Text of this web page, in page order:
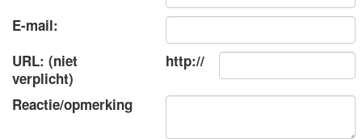
E-mail:
URL: (niet
verplicht)
http://
Reactie/opmerking